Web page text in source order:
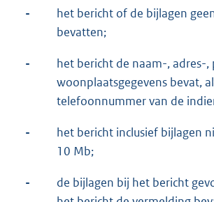
-
het bericht of de bijlagen
bevatten;
-
het bericht de naam-, adres-,
woonplaatsgegevens bevat,
telefoonnummer van de
-
het bericht inclusief bijlagen
10 Mb;
-
de bijlagen bij het bericht